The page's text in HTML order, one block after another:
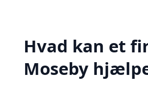
Hvad kan et
Moseby